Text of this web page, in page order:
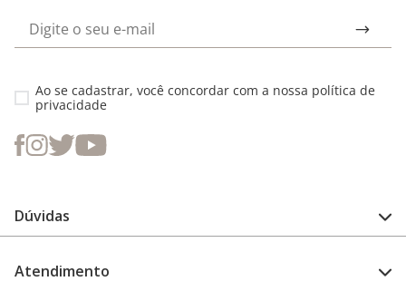
Ao se cadastrar, você concordar com a nossa política de
privacidade
Dúvidas
Guia de medidas
Atendimento